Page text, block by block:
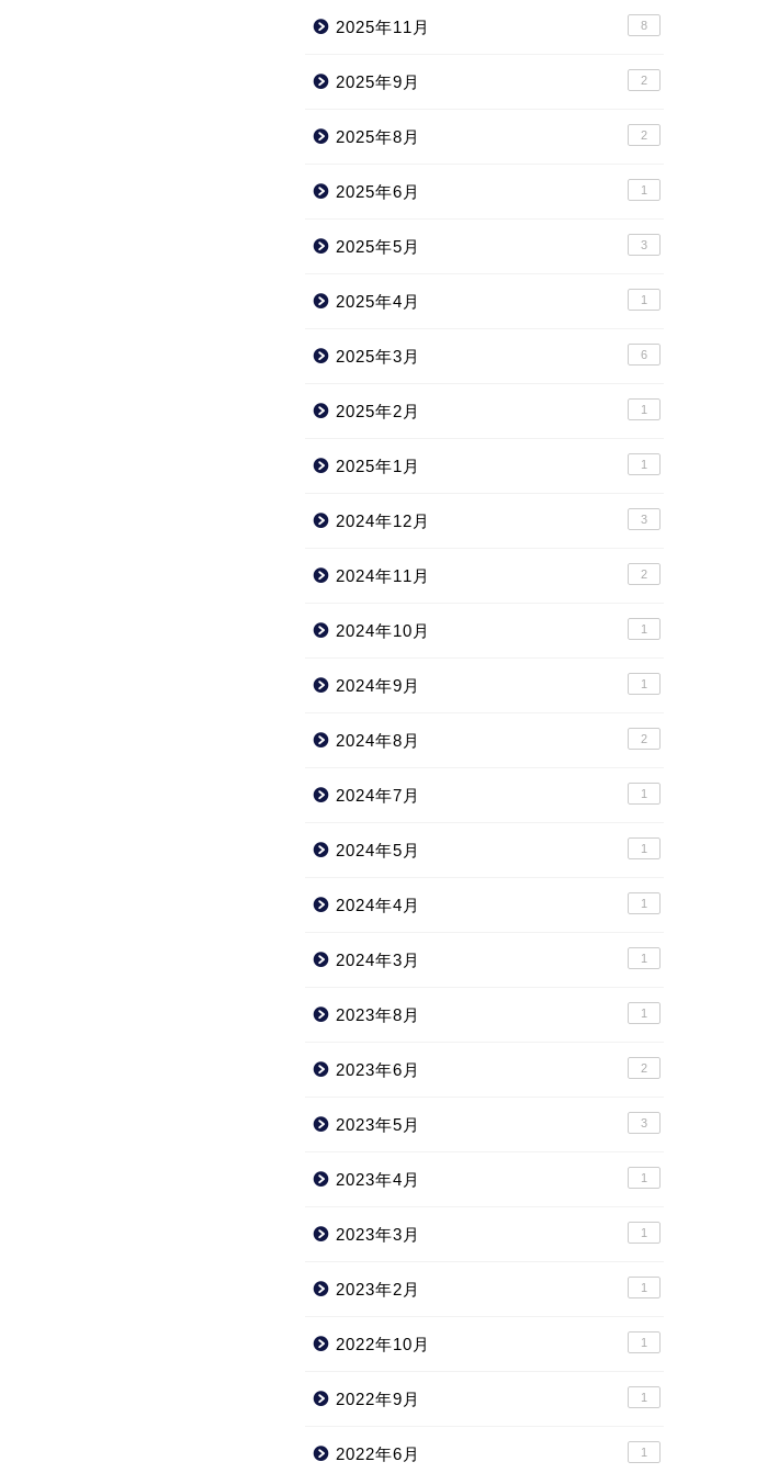
2025年11月 8
2025年9月 2
2025年8月 2
2025年6月 1
2025年5月 3
2025年4月 1
2025年3月 6
2025年2月 1
2025年1月 1
2024年12月 3
2024年11月 2
2024年10月 1
2024年9月 1
2024年8月 2
2024年7月 1
2024年5月 1
2024年4月 1
2024年3月 1
2023年8月 1
2023年6月 2
2023年5月 3
2023年4月 1
2023年3月 1
2023年2月 1
2022年10月 1
2022年9月 1
2022年6月 1